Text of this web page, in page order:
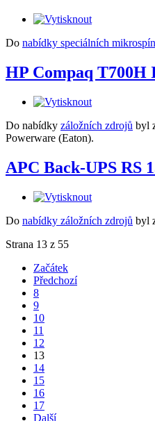
Do nabídky speciálních
HP Compaq
Do nabídky záložních zdrojů byl
Powerware (Eaton).
APC Back-UPS RS
Do nabídky záložních zdrojů byl
Strana 13 z 55
Začátek
Předchozí
8
9
10
11
12
13
14
15
16
17
Další